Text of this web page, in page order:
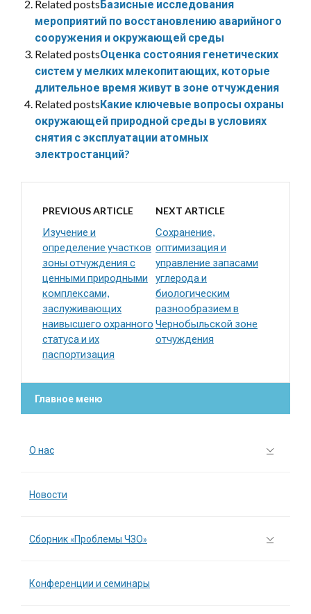
Related posts Базисные исследования
мероприятий по восстановлению аварийного
сооружения и окружающей среды
Related postsОценка состояния генетических
систем у мелких млекопитающих, которые
длительное время живут в зоне отчуждения
Related postsКакие ключевые вопросы охраны
окружающей природной среды в условиях
снятия с эксплуатации атомных
электростанций?
PREVIOUS ARTICLE
Изучение и
определение участков
зоны отчуждения с
ценными природными
комплексами,
заслуживающих
наивысшего охранного
статуса и их
паспортизация
NEXT ARTICLE
Сохранение,
оптимизация и
управление запасами
углерода и
биологическим
разнообразием в
Чернобыльской зоне
отчуждения
Главное меню
О нас
Новости
Сборник «Проблемы ЧЗО»
Конференции и семинары